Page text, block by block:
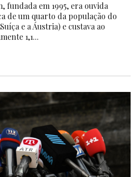
fundada em 1995, era ouvida
de um quarto da população do
e a Áustria) e custava ao
1,1...